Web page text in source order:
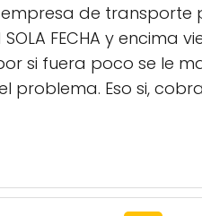
de transporte
FECHA y encima
si fuera poco se le
problema. Eso si,